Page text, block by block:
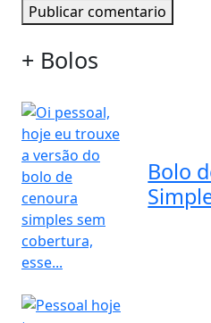
Publicar comentario
+ Bolos
Bolo